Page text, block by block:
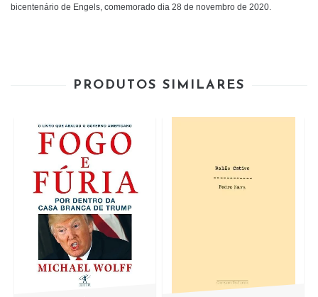
bicentenário de Engels, comemorado dia 28 de novembro de 2020.
PRODUTOS SIMILARES